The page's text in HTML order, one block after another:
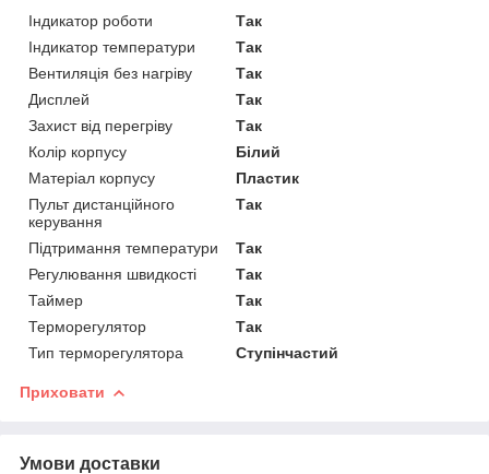
Індикатор роботи
Так
Індикатор температури
Так
Вентиляція без нагріву
Так
Дисплей
Так
Захист від перегріву
Так
Колір корпусу
Білий
Матеріал корпусу
Пластик
Пульт дистанційного
керування
Так
Підтримання температури
Так
Регулювання швидкості
Так
Таймер
Так
Терморегулятор
Так
Тип терморегулятора
Ступінчастий
Приховати
Умови доставки